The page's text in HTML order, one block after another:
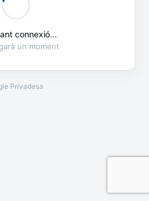
connexió...
un moment
Privadesa